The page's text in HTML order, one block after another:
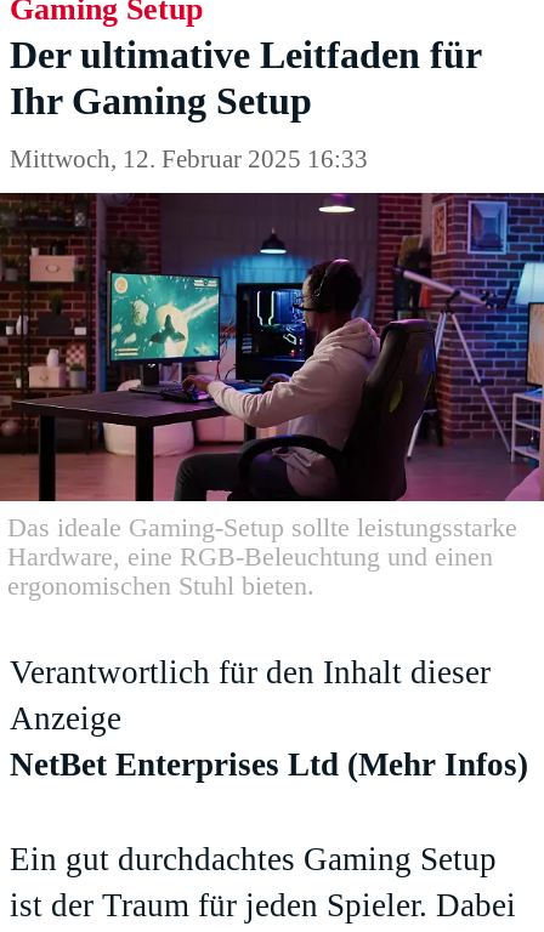
Gaming Setup
Der ultimative Leitfaden für
Ihr Gaming Setup
Das ideale Gaming-Setup sollte leistungsstarke
Hardware, eine RGB-Beleuchtung und einen
ergonomischen Stuhl bieten.
Verantwortlich für den Inhalt dieser
Anzeige
NetBet Enterprises Ltd (Mehr Infos)
Mittwoch, 12. Februar 2025 16:33
Ein gut durchdachtes Gaming Setup
ist der Traum für jeden Spieler. Dabei